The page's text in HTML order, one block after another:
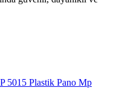
5015 Plastik Pano Mp